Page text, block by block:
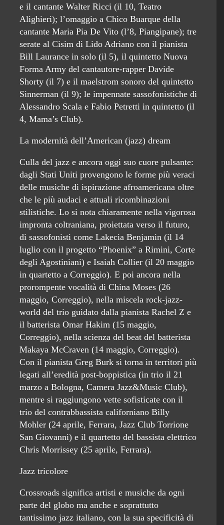
e il cantante Walter Ricci (il 10, Teatro
Alighieri); l’omaggio a Chico Buarque della
cantante Maria Pia De Vito (l’8, Piangipane); tre
serate al Cisim di Lido Adriano con il pianista
Bill Laurance in solo (il 5), il quintetto Nuova
Forma Army del cantautore-rapper Davide
Shorty (il 7) e il maelstrom sonoro del quintetto
Sinnerman (il 9); le impennate sassofonistiche di
Alessandro Scala e Fabio Petretti in quintetto (il
4, Mama’s Club).
La modernità dell’American (jazz) dream
Culla del jazz e ancora oggi suo cuore pulsante:
dagli Stati Uniti provengono le forme più veraci
delle musiche di ispirazione afroamericana oltre
che le più audaci e attuali ricombinazioni
stilistiche. Lo si nota chiaramente nella vigorosa
impronta coltraniana, proiettata verso il futuro,
di sassofonisti come Lakecia Benjamin (il 14
luglio con il progetto “Phoenix” a Rimini, Corte
degli Agostiniani) e Isaiah Collier (il 20 maggio
in quartetto a Correggio). E poi ancora nella
prorompente vocalità di China Moses (26
maggio, Correggio), nella miscela rock-jazz-
world del trio guidato dalla pianista Rachel Z e
il batterista Omar Hakim (15 maggio,
Correggio), nella scienza del beat del batterista
Makaya McCraven (14 maggio, Correggio).
Con il pianista Greg Burk si torna in territori più
legati all’eredità post-boppistica (in trio il 21
marzo a Bologna, Camera Jazz&Music Club),
mentre si raggiungono vette sofisticate con il
trio del contrabbassista californiano Billy
Mohler (24 aprile, Ferrara, Jazz Club Torrione
San Giovanni) e il quartetto del bassista elettrico
Chris Morrissey (25 aprile, Ferrara).
Jazz tricolore
Crossroads significa artisti e musiche da ogni
parte del globo ma anche e soprattutto
tantissimo jazz italiano, con la sua specificità di